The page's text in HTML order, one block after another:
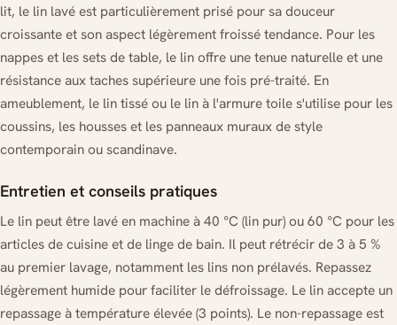
lit, le lin lavé est particulièrement prisé pour sa douceur
croissante et son aspect légèrement froissé tendance. Pour les
nappes et les sets de table, le lin offre une tenue naturelle et une
résistance aux taches supérieure une fois pré-traité. En
ameublement, le lin tissé ou le lin à l'armure toile s'utilise pour les
coussins, les housses et les panneaux muraux de style
contemporain ou scandinave.
Entretien et conseils pratiques
Le lin peut être lavé en machine à 40 °C (lin pur) ou 60 °C pour les
articles de cuisine et de linge de bain. Il peut rétrécir de 3 à 5 %
au premier lavage, notamment les lins non prélavés. Repassez
légèrement humide pour faciliter le défroissage. Le lin accepte un
repassage à température élevée (3 points). Le non-repassage est